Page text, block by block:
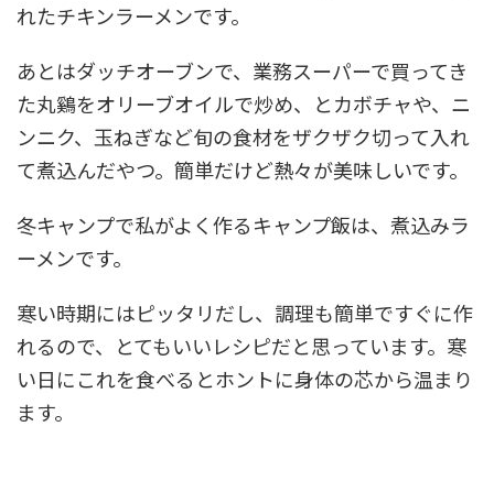
れたチキンラーメンです。
あとはダッチオーブンで、業務スーパーで買ってき
た丸鷄をオリーブオイルで炒め、とカボチャや、ニ
ンニク、玉ねぎなど旬の食材をザクザク切って入れ
て煮込んだやつ。簡単だけど熱々が美味しいです。
冬キャンプで私がよく作るキャンプ飯は、煮込みラ
ーメンです。
寒い時期にはピッタリだし、調理も簡単ですぐに作
れるので、とてもいいレシピだと思っています。寒
い日にこれを食べるとホントに身体の芯から温まり
ます。